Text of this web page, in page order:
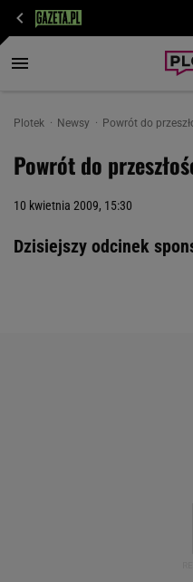
Plotek Newsy Powrót do
Powrót do
10 kwietnia 2009, 15:30
Dzisiejszy odcinek